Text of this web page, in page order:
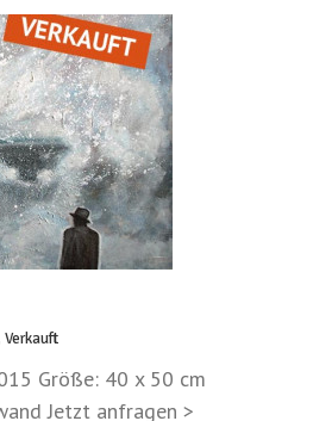
Verkauft
Größe: 40 x 50 cm
Jetzt anfragen >